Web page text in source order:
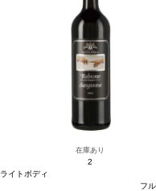
在庫あり
2
ライトボディ
フ